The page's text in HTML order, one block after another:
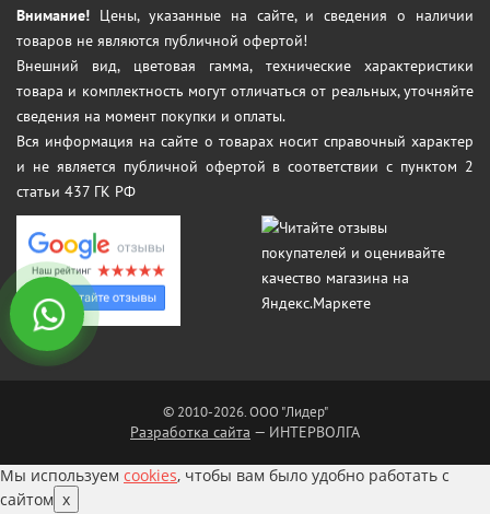
Внимание! Цены, указанные на сайте, и сведения о наличии
товаров не являются публичной офертой!
Внешний вид, цветовая гамма, технические характеристики
товара и комплектность могут отличаться от реальных, уточняйте
сведения на момент покупки и оплаты.
Вся информация на сайте о товарах носит справочный характер
и не является публичной офертой в соответствии с пунктом 2
статьи 437 ГК РФ
© 2010-2026. ООО "Лидер"
Разработка сайта — ИНТЕРВОЛГА
Мы используем cookies, чтобы вам было удобно работать с
сайтом x